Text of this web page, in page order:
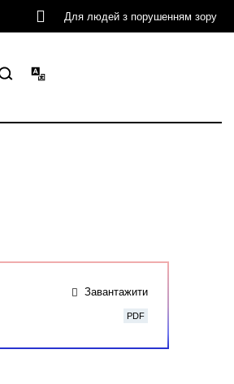
Для людей з порушенням зору
Завантажити
PDF